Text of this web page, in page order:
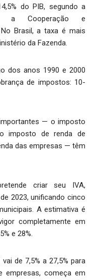
do PIB, segundo a
a Cooperação e
Brasil, a taxa é mais
da Fazenda.
dos anos 1990 e 2000
de impostos: 10-
— o imposto
imposto de renda de
das empresas — têm
criar seu IVA,
2023, unificando cinco
A estimativa é
completamente em
e 28%.
de 7,5% a 27,5% para
começa em